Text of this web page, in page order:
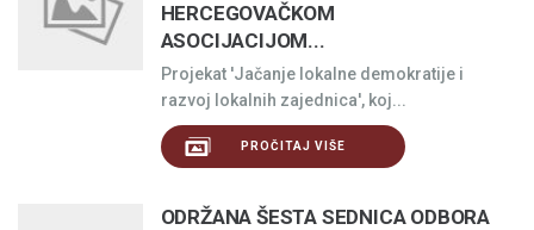
HERCEGOVAČKOM
ASOCIJACIJOM...
Projekat 'Jačanje lokalne demokratije i
razvoj lokalnih zajednica', koj...
PROČITAJ VIŠE
ODRŽANA ŠESTA SEDNICA ODBORA